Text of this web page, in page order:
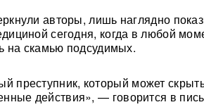
авторы, лишь наглядно
сегодня, когда в любой
на скамью подсудимых.
который может
действия», — говорится в